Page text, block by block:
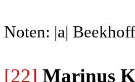
Noten: |a|
[22] Marinus